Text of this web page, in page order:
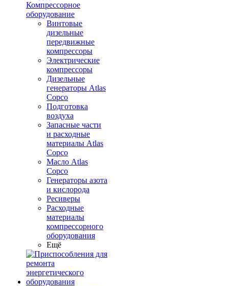
Компрессорное
оборудование
Винтовые
дизельные
передвижные
компрессоры
Электрические
компрессоры
Дизельные
генераторы Atlas
Copco
Подготовка
воздуха
Запасные части
и расходные
материалы Atlas
Copco
Масло Atlas
Copco
Генераторы азота
и кислорода
Ресиверы
Расходные
материалы
компрессорного
оборудования
Ещё